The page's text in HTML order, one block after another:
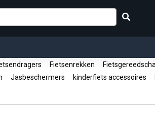
Fietsenrekken
Jasbeschermers kinderfiets accessoires